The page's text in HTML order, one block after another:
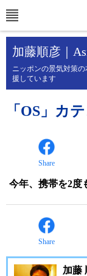
加藤順彦｜
ニッポンの景気対策
援しています
「OS」カ
Share
今年、携帯を2度
Share
加藤